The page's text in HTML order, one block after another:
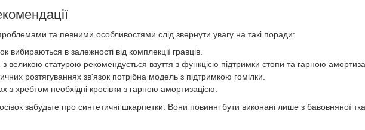
та певними особливостями слід звернути увагу на такі поради:
вибираються в залежності від комплекції гравців.
великою статурою рекомендується взуття з функцією підтримки стопи та гарною
розтягуваннях зв'язок потрібна модель з підтримкою гомілки.
з хребтом необхідні кросівки з гарною амортизацією.
забудьте про синтетичні шкарпетки. Вони повинні бути виконані лише з бавовняної